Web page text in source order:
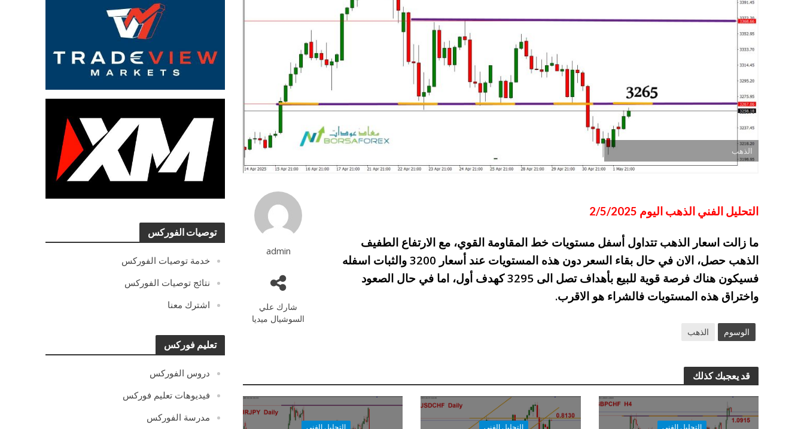
توصيات الفوركس
خدمة توصيات الفوركس
نتائج توصيات الفوركس
اشترك معنا
تعليم فوركس
دروس الفوركس
فيديوهات تعليم فوركس
مدرسة الفوركس
الذهب
admin
شارك علي
السوشيال ميديا
التحليل الفني الذهب اليوم 2/5/2025
ما زالت اسعار الذهب تتداول أسفل مستويات خط المقاومة القوي، مع الارتفاع الطفيف
الذهب حصل، الان في حال بقاء السعر دون هذه المستويات عند أسعار 3200 والثبات اسفله
فسيكون هناك فرصة قوية للبيع بأهداف تصل الى 3295 كهدف أول، اما في حال الصعود
واختراق هذه المستويات فالشراء هو الاقرب.
الوسوم الذهب
قد يعجبك كذلك
التحليل الفنى التحليل الفنى التحليل الفنى